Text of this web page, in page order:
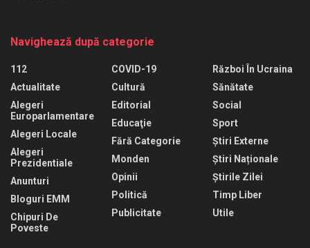
Navighează după categorie
112
Actualitate
Alegeri
Europarlamentare
Alegeri Locale
Alegeri
Prezidentiale
Anunturi
Bloguri EMM
Chipuri De
Poveste
COVID-19
Cultură
Editorial
Educaţie
Fără Categorie
Monden
Opinii
Politică
Publicitate
Război În Ucraina
Sănătate
Social
Sport
Știri Externe
Știri Naționale
Știrile Zilei
Timp Liber
Utile